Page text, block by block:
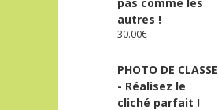
autres !
30.00€
PHOTO DE CLASSE
- Réalisez le
cliché parfait !